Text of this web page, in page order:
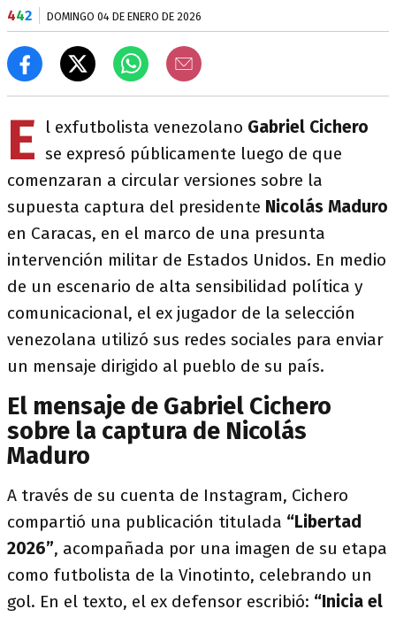
442 DOMINGO 04 DE ENERO DE 2026
E l exfutbolista venezolano Gabriel Cichero
se expresó públicamente luego de que
comenzaran a circular versiones sobre la
supuesta captura del presidente Nicolás Maduro
en Caracas, en el marco de una presunta
intervención militar de Estados Unidos. En medio
de un escenario de alta sensibilidad política y
comunicacional, el ex jugador de la selección
venezolana utilizó sus redes sociales para enviar
un mensaje dirigido al pueblo de su país.
El mensaje de Gabriel Cichero
sobre la captura de Nicolás
Maduro
A través de su cuenta de Instagram, Cichero
compartió una publicación titulada “Libertad
2026”, acompañada por una imagen de su etapa
como futbolista de la Vinotinto, celebrando un
gol. En el texto, el ex defensor escribió: “Inicia el